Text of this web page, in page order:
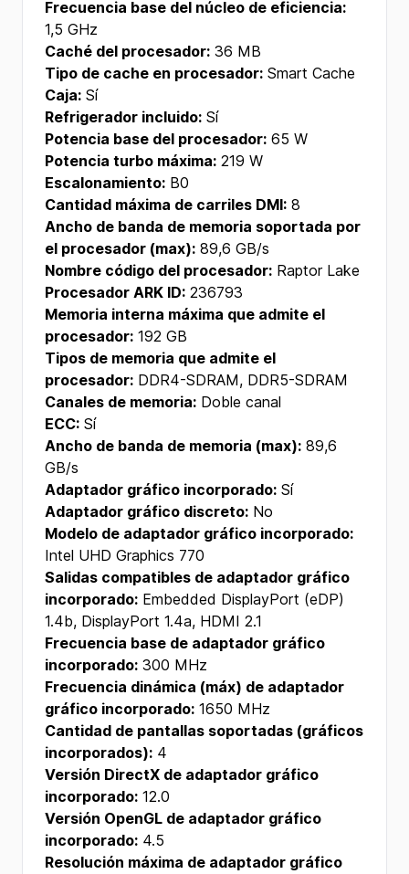
Frecuencia base del núcleo de eficiencia:
1,5 GHz
Caché del procesador: 36 MB
Tipo de cache en procesador: Smart Cache
Caja: Sí
Refrigerador incluido: Sí
Potencia base del procesador: 65 W
Potencia turbo máxima: 219 W
Escalonamiento: B0
Cantidad máxima de carriles DMI: 8
Ancho de banda de memoria soportada por
el procesador (max): 89,6 GB/s
Nombre código del procesador: Raptor Lake
Procesador ARK ID: 236793
Memoria interna máxima que admite el
procesador: 192 GB
Tipos de memoria que admite el
procesador: DDR4-SDRAM, DDR5-SDRAM
Canales de memoria: Doble canal
ECC: Sí
Ancho de banda de memoria (max): 89,6
GB/s
Adaptador gráfico incorporado: Sí
Adaptador gráfico discreto: No
Modelo de adaptador gráfico incorporado:
Intel UHD Graphics 770
Salidas compatibles de adaptador gráfico
incorporado: Embedded DisplayPort (eDP)
1.4b, DisplayPort 1.4a, HDMI 2.1
Frecuencia base de adaptador gráfico
incorporado: 300 MHz
Frecuencia dinámica (máx) de adaptador
gráfico incorporado: 1650 MHz
Cantidad de pantallas soportadas (gráficos
incorporados): 4
Versión DirectX de adaptador gráfico
incorporado: 12.0
Versión OpenGL de adaptador gráfico
incorporado: 4.5
Resolución máxima de adaptador gráfico